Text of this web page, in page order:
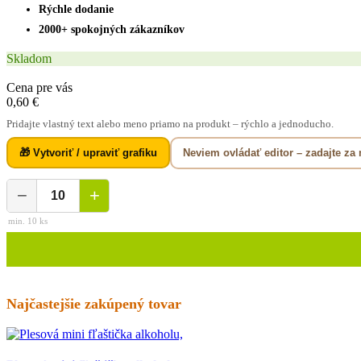
Rýchle dodanie
2000+ spokojných zákazníkov
Skladom
Cena pre vás
0,60 €
Pridajte vlastný text alebo meno priamo na produkt – rýchlo a jednoducho.
🎁 Vytvoriť / upraviť grafiku Neviem ovládať editor – zadajte za
− +
min. 10 ks
Najčastejšie zakúpený tovar